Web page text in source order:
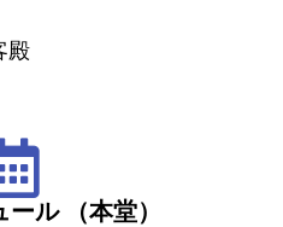
殿
ル （本堂）